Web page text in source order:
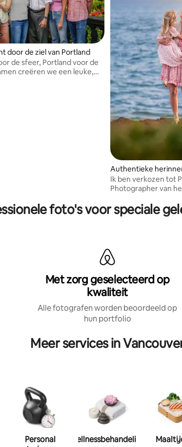
door de ziel van Portland
de sfeer, Portland voor de
creëren we een leuke,
Authentieke
Ik ben verkozen tot
Photographer van
foto's voor speciale
Met zorg geselecteerd op
kwaliteit
Alle fotografen worden beoordeeld op
hun portfolio
Meer services in
Personal
Wellnessbehandeling